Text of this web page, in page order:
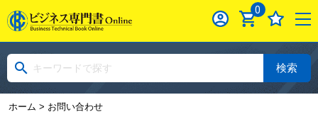
0
検索
ホーム > お問い合わせ